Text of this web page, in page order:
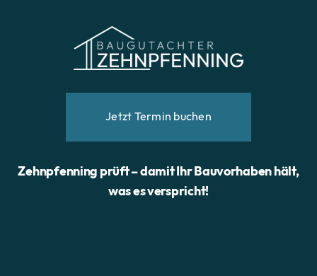
Jetzt Termin buchen
Zehnpfenning prüft – damit Ihr Bauvorhaben hält,
was es verspricht!